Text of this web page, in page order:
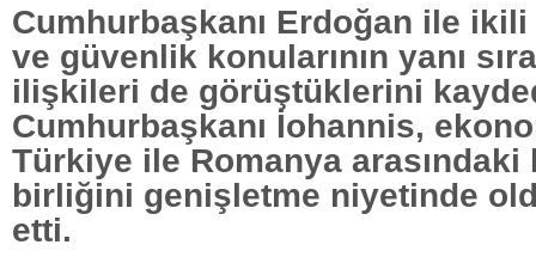
Cumhurbaşkanı Erdoğan ile
ve güvenlik konularının yanı
ilişkileri de görüştüklerini
Cumhurbaşkanı İohannis,
Türkiye ile Romanya arasındaki
birliğini genişletme niyetinde
etti.